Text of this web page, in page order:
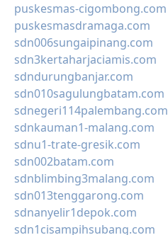
puskesmas-cigombong.com
puskesmasdramaga.com
sdn006sungaipinang.com
sdn3kertaharjaciamis.com
sdndurungbanjar.com
sdn010sagulungbatam.com
sdnegeri114palembang.com
sdnkauman1-malang.com
sdnu1-trate-gresik.com
sdn002batam.com
sdnblimbing3malang.com
sdn013tenggarong.com
sdnanyelir1depok.com
sdn1cisampihsubang.com